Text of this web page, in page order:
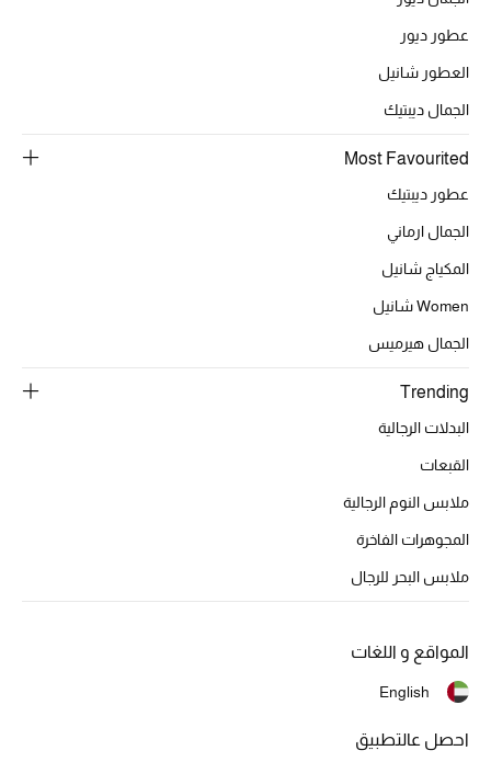
الحقائب النسائية
دليل ملتزمات الحقائب
حقائب رجالية
حقائب الأطفال
أبرز المصممين
تسوقوا الحقائب
الموسم الجديد
عطور ديور
العطور شانيل
الجمال ديبتيك
Most Favourited
عطور ديبتيك
الجمال ارماني
المكياج شانيل
Women شانيل
الجمال هيرميس
Trending
البدلات الرجالية
القبعات
ملابس النوم الرجالية
المجوهرات الفاخرة
ملابس البحر للرجال
المواقع و اللغات
English
احصل عالتطبيق